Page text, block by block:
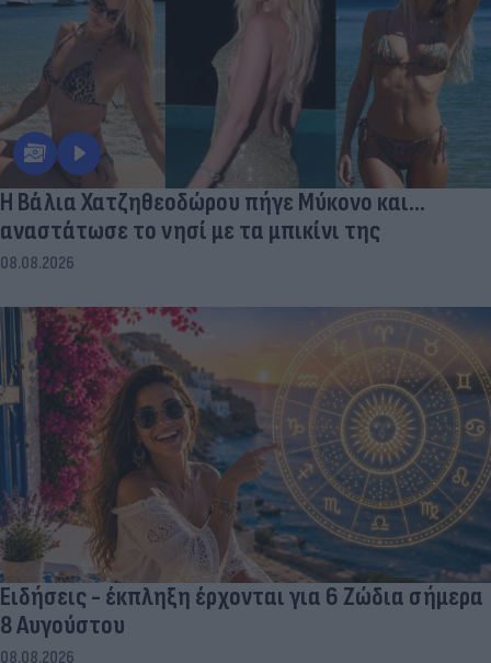
Η Βάλια Χατζηθεοδώρου πήγε Μύκονο και...
αναστάτωσε το νησί με τα μπικίνι της
08.08.2026
Ειδήσεις - έκπληξη έρχονται για 6 Ζώδια σήμερα
8 Αυγούστου
08.08.2026